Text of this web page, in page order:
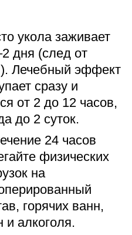
укола заживает
дня (след от
Лечебный эффект
сразу и
от 2 до 12 часов,
до 2 суток.
24 часов
физических
на
горячих ванн,
и алкоголя.